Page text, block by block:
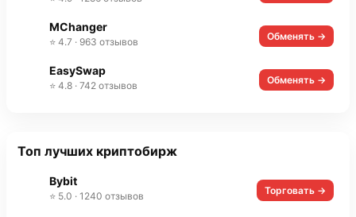
MChanger
⭐ 4.7 · 963 отзывов Обменять →
EasySwap
⭐ 4.8 · 742 отзывов Обменять →
Топ лучших криптобирж
Bybit
⭐ 5.0 · 1240 отзывов Торговать →